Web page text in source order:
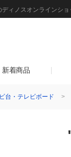
ィノスオンラインショ
新着商品
台・テレビボード